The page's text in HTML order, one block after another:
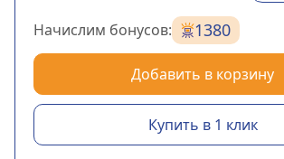
Начислим бонусов: 1380
Добавить в корзину
Купить в 1 клик